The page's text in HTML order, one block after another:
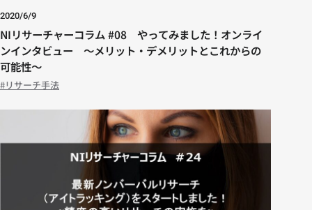
2020/6/9
NIリサーチャーコラム #08 やってみました！オンライ
ンインタビュー ～メリット・デメリットとこれからの
可能性～
リサーチ手法